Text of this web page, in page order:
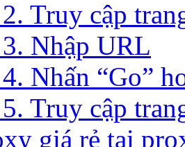
Truy cập
Nhập URL
Nhấn “Go”
Truy cập
giá rẻ tại